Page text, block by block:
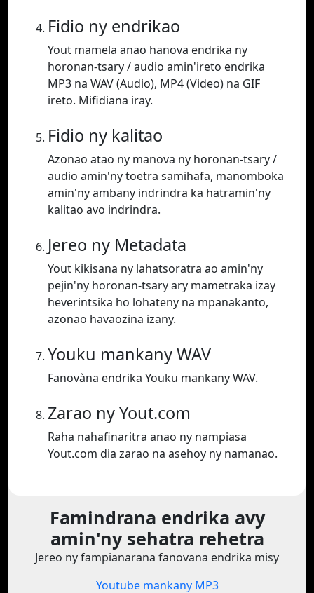
Fidio ny endrikao
Yout mamela anao hanova endrika ny
horonan-tsary / audio amin'ireto endrika
MP3 na WAV (Audio), MP4 (Video) na GIF
ireto. Mifidiana iray.
Fidio ny kalitao
Azonao atao ny manova ny horonan-tsary /
audio amin'ny toetra samihafa, manomboka
amin'ny ambany indrindra ka hatramin'ny
kalitao avo indrindra.
Jereo ny Metadata
Yout kikisana ny lahatsoratra ao amin'ny
pejin'ny horonan-tsary ary mametraka izay
heverintsika ho lohateny na mpanakanto,
azonao havaozina izany.
Youku mankany WAV
Fanovàna endrika Youku mankany WAV.
Zarao ny Yout.com
Raha nahafinaritra anao ny nampiasa
Yout.com dia zarao na asehoy ny namanao.
Famindrana endrika avy
amin'ny sehatra rehetra
Jereo ny fampianarana fanovana endrika misy
Youtube mankany MP3